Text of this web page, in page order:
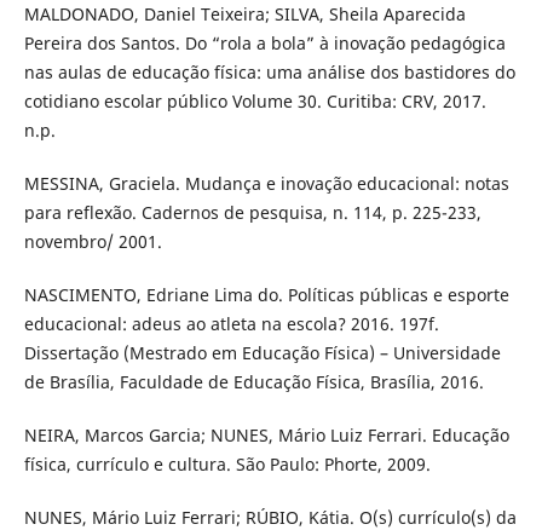
MALDONADO, Daniel Teixeira; SILVA, Sheila Aparecida
Pereira dos Santos. Do “rola a bola” à inovação pedagógica
nas aulas de educação física: uma análise dos bastidores do
cotidiano escolar público Volume 30. Curitiba: CRV, 2017.
n.p.
MESSINA, Graciela. Mudança e inovação educacional: notas
para reflexão. Cadernos de pesquisa, n. 114, p. 225-233,
novembro/ 2001.
NASCIMENTO, Edriane Lima do. Políticas públicas e esporte
educacional: adeus ao atleta na escola? 2016. 197f.
Dissertação (Mestrado em Educação Física) – Universidade
de Brasília, Faculdade de Educação Física, Brasília, 2016.
NEIRA, Marcos Garcia; NUNES, Mário Luiz Ferrari. Educação
física, currículo e cultura. São Paulo: Phorte, 2009.
NUNES, Mário Luiz Ferrari; RÚBIO, Kátia. O(s) currículo(s) da